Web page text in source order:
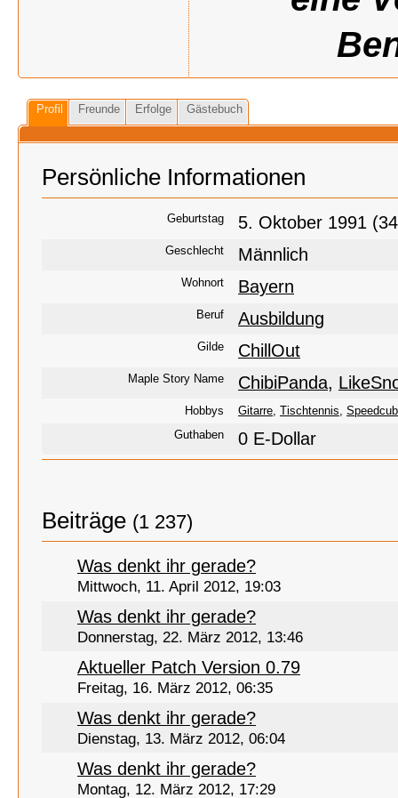
Profil Freunde Erfolge Gästebuch
Persönliche Informationen
Geburtstag 5. Oktober 1991
Geschlecht Männlich
Wohnort Bayern
Beruf Ausbildung
Gilde ChillOut
Maple Story Name ChibiPanda,
Hobbys Gitarre, Tischtennis,
Guthaben
0 E-Dollar
Beiträge (1 237)
Was denkt ihr gerade?
Mittwoch, 11. April 2012, 19:03
Was denkt ihr gerade?
Donnerstag, 22. März 2012, 13:46
Aktueller Patch Version 0.79
Freitag, 16. März 2012, 06:35
Was denkt ihr gerade?
Dienstag, 13. März 2012, 06:04
Was denkt ihr gerade?
Montag, 12. März 2012, 17:29